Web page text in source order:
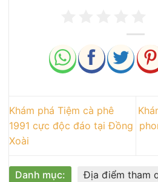
Khám phá Tiệm cà phê
1991 cực độc đáo tại Đồng
Xoài
Danh mục: Địa điểm tham